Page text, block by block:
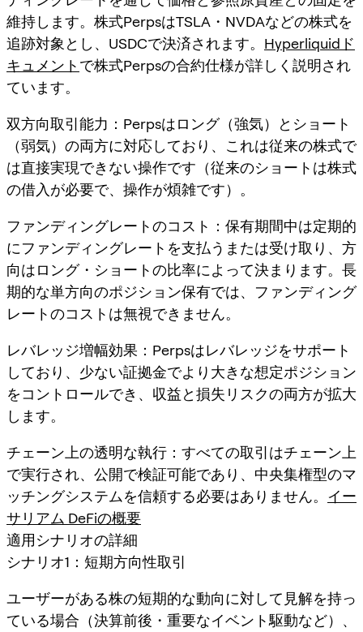
維持します。株式PerpsはTSLA・NVDAなどの株式を
追跡対象とし、USDCで決済されます。 Hyperliquidド
キュメント で株式Perpsの合約仕様が詳しく説明され
ています。
双方向取引能力：Perpsはロング（強気）とショート
（弱気）の両方に対応しており、これは従来の株式で
は直接実現できない操作です（従来のショートは株式
の借入が必要で、操作が煩雑です）。
ファンディングレートのコスト：保有期間中は定期的
にファンディングレートを支払うまたは受け取り、方
向はロング・ショートの比率によって決まります。長
期的な単方向のポジション保有では、ファンディング
レートのコストは無視できません。
レバレッジ増幅効果：Perpsはレバレッジをサポート
しており、少ない証拠金でより大きな想定ポジション
をコントロールでき、収益と損失リスクの両方が拡大
します。
チェーン上の透明な執行：すべての取引はチェーン上
で実行され、公開で検証可能であり、中央集権型のマ
ッチングシステムを信頼する必要はありません。 イー
サリアム DeFiの概要
適用シナリオの詳細
シナリオ1：短期方向性取引
ユーザーがある株の短期的な動向に対して見解を持っ
ている場合（決算前後・重要なイベント駆動など）、